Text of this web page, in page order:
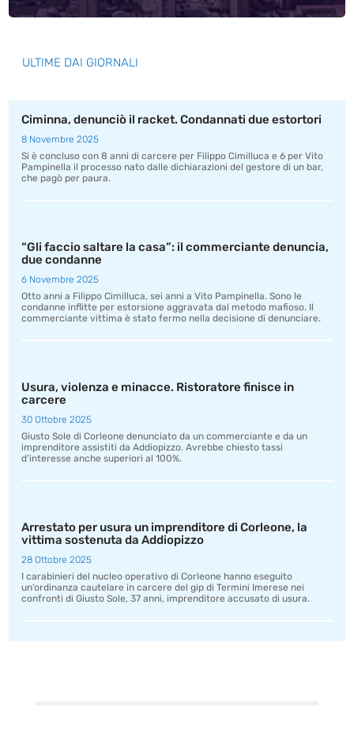
ULTIME DAI GIORNALI
Ciminna, denunciò il racket. Condannati due estortori
8 Novembre 2025
Si è concluso con 8 anni di carcere per Filippo Cimilluca e 6 per Vito
Pampinella il processo nato dalle dichiarazioni del gestore di un bar,
che pagò per paura.
“Gli faccio saltare la casa”: il commerciante denuncia,
due condanne
6 Novembre 2025
Otto anni a Filippo Cimilluca, sei anni a Vito Pampinella. Sono le
condanne inflitte per estorsione aggravata dal metodo mafioso. Il
commerciante vittima è stato fermo nella decisione di denunciare.
Usura, violenza e minacce. Ristoratore finisce in
carcere
30 Ottobre 2025
Giusto Sole di Corleone denunciato da un commerciante e da un
imprenditore assistiti da Addiopizzo. Avrebbe chiesto tassi
d’interesse anche superiori al 100%.
Arrestato per usura un imprenditore di Corleone, la
vittima sostenuta da Addiopizzo
28 Ottobre 2025
I carabinieri del nucleo operativo di Corleone hanno eseguito
un’ordinanza cautelare in carcere del gip di Termini Imerese nei
confronti di Giusto Sole, 37 anni, imprenditore accusato di usura.